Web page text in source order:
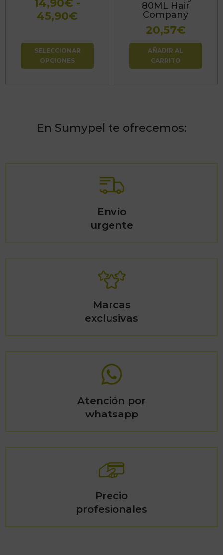
14,90€ -
45,90€
precios:
desde
14,90€
SELECCIONAR
OPCIONES
pueden
elegir
la
página
de
80ML Hair
Company
20,57€
AÑADIR AL
CARRITO
En Sumypel te ofrecemos:
Envío
urgente
Marcas
exclusivas
Atención por
whatsapp
Precio
profesionales